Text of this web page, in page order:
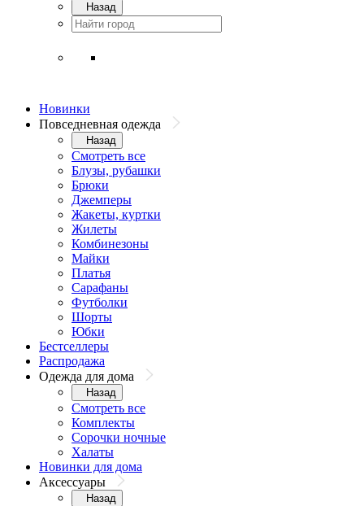
Назад
Новинки
Повседневная одежда
Назад
Смотреть все
Блузы, рубашки
Брюки
Джемперы
Жакеты, куртки
Жилеты
Комбинезоны
Майки
Платья
Сарафаны
Футболки
Шорты
Юбки
Бестселлеры
Распродажа
Одежда для дома
Назад
Смотреть все
Комплекты
Сорочки ночные
Халаты
Новинки для дома
Аксессуары
Назад